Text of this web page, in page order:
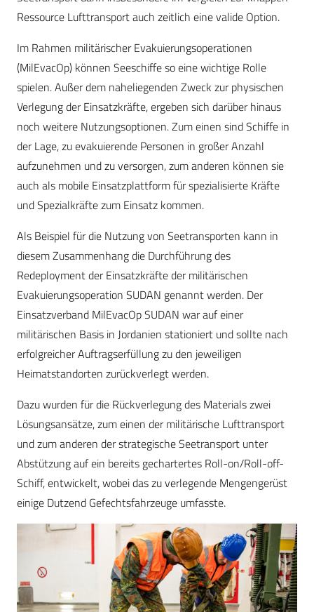
Ressource Lufttransport auch zeitlich eine valide Option.
Im Rahmen militärischer Evakuierungsoperationen
(MilEvacOp) können Seeschiffe so eine wichtige Rolle
spielen. Außer dem naheliegenden Zweck zur physischen
Verlegung der Einsatzkräfte, ergeben sich darüber hinaus
noch weitere Nutzungsoptionen. Zum einen sind Schiffe in
der Lage, zu evakuierende Personen in großer Anzahl
aufzunehmen und zu versorgen, zum anderen können sie
auch als mobile Einsatzplattform für spezialisierte Kräfte
und Spezialkräfte zum Einsatz kommen.
Als Beispiel für die Nutzung von Seetransporten kann in
diesem Zusammenhang die Durchführung des
Redeployment der Einsatzkräfte der militärischen
Evakuierungsoperation SUDAN genannt werden. Der
Einsatzverband MilEvacOp SUDAN war auf einer
militärischen Basis in Jordanien stationiert und sollte nach
erfolgreicher Auftragserfüllung zu den jeweiligen
Heimatstandorten zurückverlegt werden.
Dazu wurden für die Rückverlegung des Materials zwei
Lösungsansätze, zum einen der militärische Lufttransport
und zum anderen der strategische Seetransport unter
Abstützung auf ein bereits gechartertes Roll-on/Roll-off-
Schiff, entwickelt, wobei das zu verlegende Mengengerüst
einige Dutzend Gefechtsfahrzeuge umfasste.